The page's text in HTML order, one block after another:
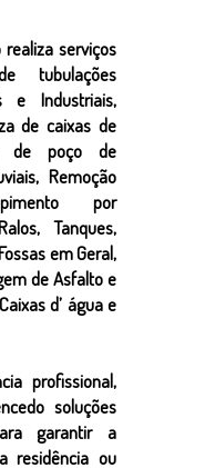
serviços
tubulações
e Industriais,
de caixas de
de poço de
Remoção
por
Tanques,
em Geral,
de Asfalto e
d’ água e
profissional,
soluções
garantir a
residência ou